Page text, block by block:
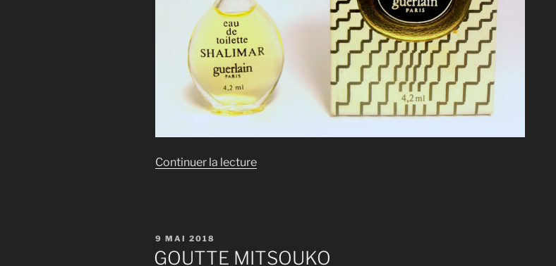
Continuer la lecturede
PUBLIÉ
LE
9 MAI 2018
GOUTTE MITSOUKO